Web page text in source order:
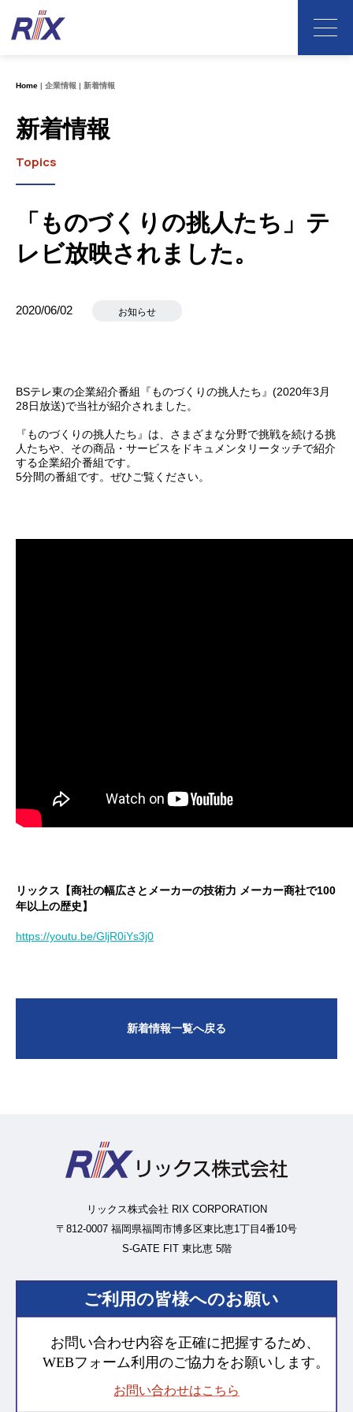
Home 企業情報 新着情報
新着情報
Topics
「ものづくりの挑人たち」テ
レビ放映されました。
2020/06/02 お知らせ
BSテレ東の企業紹介番組『ものづくりの挑人たち』(2020年3月
28日放送)で当社が紹介されました。
『ものづくりの挑人たち』は、さまざまな分野で挑戦を続ける挑
人たちや、その商品・サービスをドキュメンタリータッチで紹介
する企業紹介番組です。
5分間の番組です。ぜひご覧ください。
リックス【商社の幅広さとメーカーの技術力 メーカー商社で100
年以上の歴史】
https://youtu.be/GljR0iYs3j0
新着情報一覧へ戻る
リックス株式会社 RIX CORPORATION
〒812-0007 福岡県福岡市博多区東比恵1丁目4番10号
S-GATE FIT 東比恵 5階